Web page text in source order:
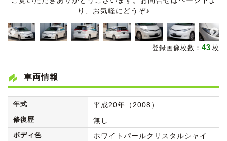
り、お気軽にどうぞ♪
登録画像枚数： 43 枚
車両情報
年式 平成20年（2008）
修復歴 無し
ボディ色
ホワイトパールクリスタルシャイ